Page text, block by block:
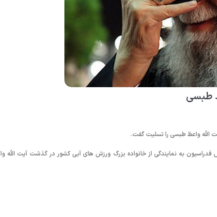
طبسی
الله واعظ طبسی را تسلیت گفت.
به نمایندگی از خانواده بزرگ ورزش های آبی کشور در گذشت آیت الله